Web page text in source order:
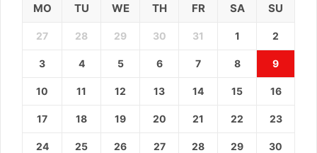
MO TU WE TH FR SA SU
27 28 29 30 31 1 2
3 4 5 6 7 8 9
10 11 12 13 14 15 16
17 18 19 20 21 22 23
24 25 26 27 28 29 30